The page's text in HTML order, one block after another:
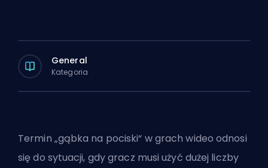
General
Kategoria
Termin „gąbka na pociski“ w grach wideo odnosi
się do sytuacji, gdy gracz musi użyć dużej liczby